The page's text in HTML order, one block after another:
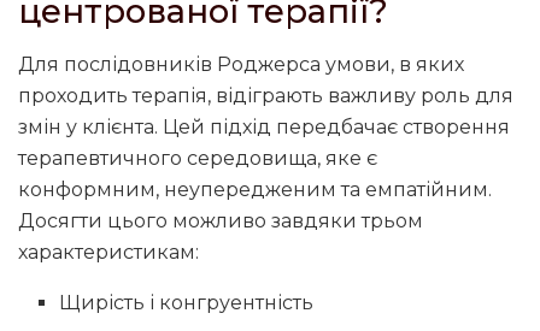
центрованої терапії?
Для послідовників Роджерса умови, в яких
проходить терапія, відіграють важливу роль для
змін у клієнта. Цей підхід передбачає створення
терапевтичного середовища, яке є
конформним, неупередженим та емпатійним.
Досягти цього можливо завдяки трьом
характеристикам:
Щирість і конгруентність